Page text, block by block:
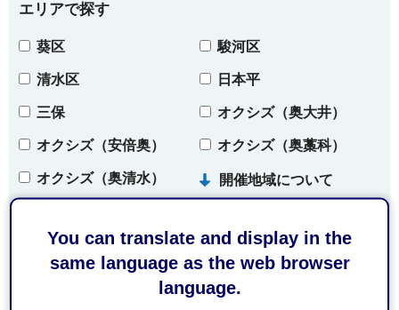
You can translate and display in the
same language as the web browser
language.
エリアで探す
葵区 駿河区
清水区 日本平
三保 オクシズ（奥大井）
オクシズ（安倍奥） オクシズ（奥藁科）
オクシズ（奥清水） 開催地域について
条件をクリア